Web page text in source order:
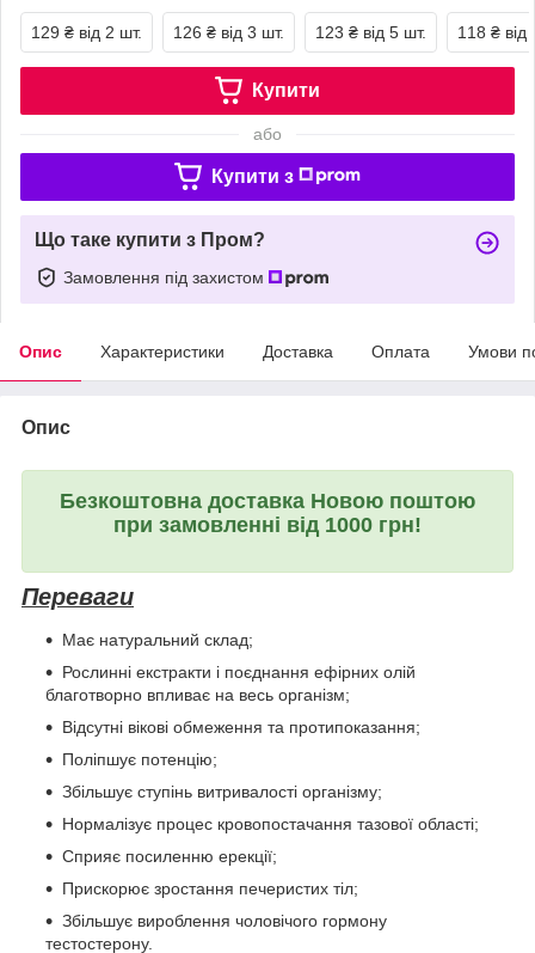
129 ₴ від 2 шт. 126 ₴ від 3 шт. 123 ₴ від 5 шт. 118 ₴ від
Купити
або
Купити з
Що таке купити з Пром?
Замовлення під захистом
Опис Характеристики Доставка Оплата Умови
Опис
Безкоштовна доставка Новою поштою
при замовленні від 1000 грн!
Переваги
Має натуральний склад;
Рослинні екстракти і поєднання ефірних олій
благотворно впливає на весь організм;
Відсутні вікові обмеження та протипоказання;
Поліпшує потенцію;
Збільшує ступінь витривалості організму;
Нормалізує процес кровопостачання тазової області;
Сприяє посиленню ерекції;
Прискорює зростання печеристих тіл;
Збільшує вироблення чоловічого гормону
тестостерону.